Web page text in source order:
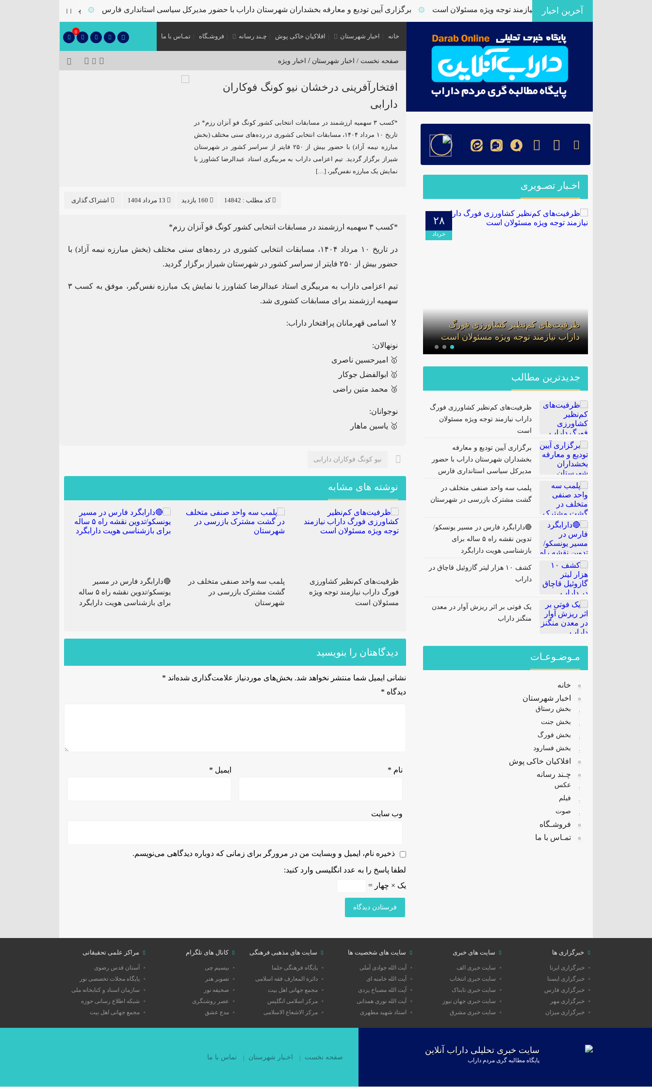
آخرین اخبار
کشاورزی فورگ داراب نیازمند توجه ویژه مسئولان است ۞ برگزاری آیین تودیع و معارفه بخشداران شهرستان داراب با حضور مدیرکل سیاسی استانداری فارس ۞ پلمب سه واحد صنفی
خانه اخبار شهرستان افلاکیان خاکی پوش چـند رسانه فروشـگاه تمـاس با ما
0
صفحه نخست / اخبار شهرستان / اخبار ویژه
افتخارآفرینی درخشان نیو کونگ فوکاران
دارابی
*کسب ۳ سهمیه ارزشمند در مسابقات انتخابی کشور کونگ فو آنزان رزم* در
تاریخ ۱۰ مرداد ۱۴۰۴، مسابقات انتخابی کشوری در رده‌های سنی مختلف (بخش
مبارزه نیمه آزاد) با حضور بیش از ۲۵۰ فایتر از سراسر کشور در شهرستان
شیراز برگزار گردید. تیم اعزامی داراب به مربیگری استاد عبدالرضا کشاورز با
نمایش یک مبارزه‌ نفس‌گیر، […]
اشتراک گذاری کد مطلب : 14842
*کسب ۳ سهمیه ارزشمند در مسابقات انتخابی کشور کونگ فو آنزان رزم*
در تاریخ ۱۰ مرداد ۱۴۰۴، مسابقات انتخابی کشوری در رده‌های سنی مختلف (بخش مبارزه نیمه آزاد) با
حضور بیش از ۲۵۰ فایتر از سراسر کشور در شهرستان شیراز برگزار گردید.
تیم اعزامی داراب به مربیگری استاد عبدالرضا کشاورز با نمایش یک مبارزه‌ نفس‌گیر، موفق به کسب ۳
سهمیه ارزشمند برای مسابقات کشوری شد.
🏅 اسامی قهرمانان پرافتخار داراب:
نونهالان:
🥇 امیرحسین ناصری
🥇 ابوالفضل جوکار
🥉 محمد متین راضی
نوجوانان:
🥇 یاسین ماهار
نیو کونگ فوکاران دارابی
نوشته های مشابه
ظرفیت‌های کم‌نظیر کشاورزی
فورگ داراب نیازمند توجه ویژه
مسئولان است
پلمب سه واحد صنفی متخلف در
گشت مشترک بازرسی در
شهرستان
🔴دارابگرد فارس در مسیر
یونسکو/تدوین نقشه راه ۵ ساله
برای بازشناسی هویت دارابگرد
دیدگاهتان را بنویسید
نشانی ایمیل شما منتشر نخواهد شد. بخش‌های موردنیاز علامت‌گذاری شده‌اند *
دیدگاه *
نام * ایمیل *
وب‌ سایت
ذخیره نام، ایمیل و وبسایت من در مرورگر برای زمانی که دوباره دیدگاهی می‌نویسم.
لطفا پاسخ را به عدد انگلیسی وارد کنید:
یک × چهار =
اخـبار تصـویری
۲۸
خرداد
ظرفیت‌های کم‌نظیر کشاورزی فورگ
داراب نیازمند توجه ویژه مسئولان است
۰۹
شهرستان داراب با حضور مدیرکل
جدیدترین مطالب
ظرفیت‌های کم‌نظیر کشاورزی فورگ
داراب نیازمند توجه ویژه مسئولان
است
برگزاری آیین تودیع و معارفه
بخشداران شهرستان داراب با حضور
مدیرکل سیاسی استانداری فارس
پلمب سه واحد صنفی متخلف در
گشت مشترک بازرسی در شهرستان
🔴دارابگرد فارس در مسیر یونسکو/
تدوین نقشه راه ۵ ساله برای
بازشناسی هویت دارابگرد
کشف ۱۰ هزار لیتر گازوئیل قاچاق در
داراب
یک فوتی بر اثر ریزش آوار در معدن
منگنز داراب
مـوضـوعـات
خانه
اخبار شهرستان
بخش رستاق
بخش جنت
بخش فورگ
بخش فسارود
افلاکیان خاکی پوش
چـند رسانه
عکس
فیلم
صوت
فروشـگاه
تمـاس با ما
خبرگزاری ها
خبرگزاری ایرنا
خبرگزاری ایسنا
خبرگزاری فارس
خبرگزاری مهر
خبرگزاری میزان
سایت های خبری
سایت خبری الف
سایت خبری انتخاب
سایت خبری تابناک
سایت خبری جهان نیوز
سایت خبری مشرق
سایت های شخصیت ها
آیت الله جوادی آملی
آیت الله خامنه ای
آیت الله مصباح یزدی
آیت الله نوری همدانی
استاد شهید مطهری
سایت های مذهبی فرهنگی
پایگاه فرهنگی حلما
دائرة المعارف فقه اسلامی
مجمع جهانی اهل بیت
مرکز اسلامی انگلیس
مرکز الاشعاع الاسلامی
کانال های تلگرام
بیسیم چی
تصویر هنر
صحیفه نور
عصر روشنگری
مدع عشق
مراکز علمی تحقیقاتی
آستان قدس رضوی
پایگاه مجلات تخصصی نور
سازمان اسناد و کتابخانه ملی
شبکه اطلاع رسانی حوزه
مجمع جهانی اهل بیت
سایت خبری تحلیلی داراب آنلاین
پایگاه مطالبه گری مردم داراب صفحه نخست اخـبار شهرستان تماس با ما